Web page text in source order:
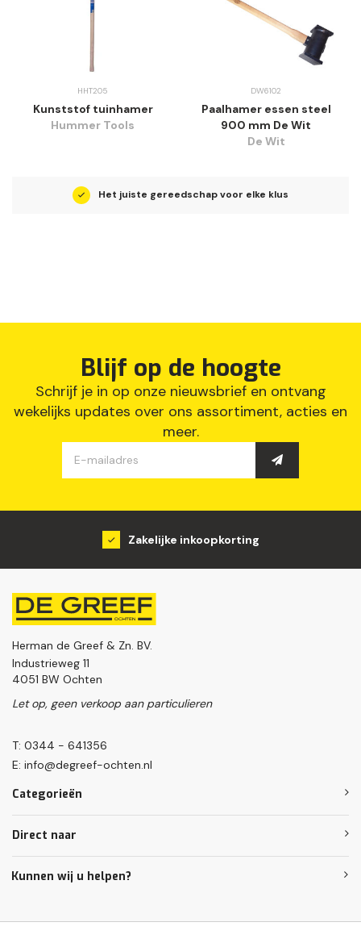
HHT205
Kunststof tuinhamer
Hummer Tools
DW6102
Paalhamer essen steel
900 mm De Wit
De Wit
Het juiste gereedschap voor elke klus
Blijf op de hoogte
Schrijf je in op onze nieuwsbrief en ontvang
wekelijks updates over ons assortiment, acties en
meer.
Zakelijke inkoopkorting
Herman de Greef & Zn. BV.
Industrieweg 11
4051 BW Ochten
Let op, geen verkoop aan particulieren
T: 0344 - 641356
E: info@degreef-ochten.nl
Categorieën
Direct naar
Kunnen wij u helpen?